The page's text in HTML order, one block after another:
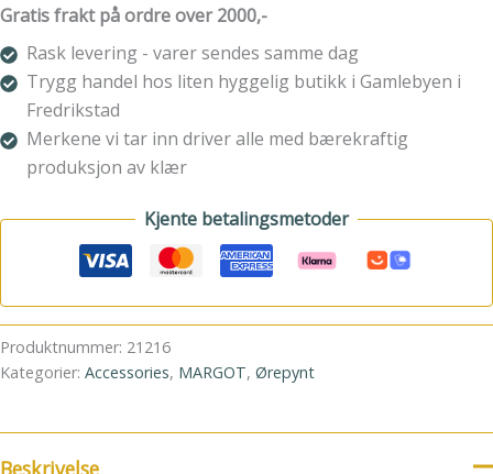
Gratis frakt på ordre over 2000,-
Rask levering - varer sendes samme dag
Trygg handel hos liten hyggelig butikk i Gamlebyen i
Fredrikstad
Merkene vi tar inn driver alle med bærekraftig
produksjon av klær
Kjente betalingsmetoder
Produktnummer: 21216
Kategorier: Accessories, MARGOT, Ørepynt
Beskrivelse